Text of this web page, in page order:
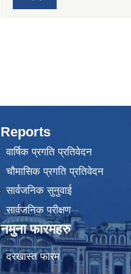
Reports
वार्षिक प्रगति प्रतिवेदन
चौमासिक प्रगति प्रतिवेदन
सार्वजनिक सुनुवाई
सार्वजनिक परीक्षण
नमुना फारमहरु
दरखास्त फारम